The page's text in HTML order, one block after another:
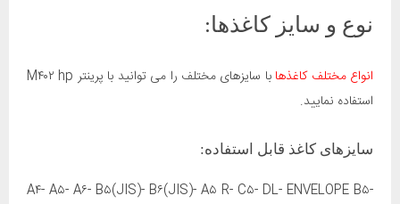
نوع و سایز کاغذها:
انواع مختلف کاغذها
با سایزهای مختلف را می توانید با پرینتر M۴۰۲ hp
استفاده نمایید.
سایزهای کاغذ قابل استفاده:
A۴- A۵- A۶- B۵(JIS)- B۶(JIS)- A۵ R- C۵- DL- ENVELOPE B۵-